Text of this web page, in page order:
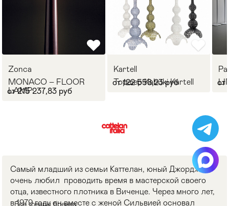
Zonca
MONACO – FLOOR
LAMP
от 215 237,83 руб
Kartell
Торшер Kabuki Kartell
от 122 558,23 руб от
Самый младший из семьи Каттелан, юный Джорджио,
очень любил проводить время в мастерской своего
отца, известного плотника в Виченце. Через много лет,
в 1979 году он вместе с женой Сильвией основал
Все товары бренда